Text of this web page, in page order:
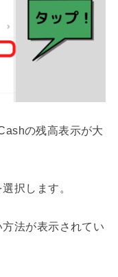
の残高表示が大
択します。
法が表示されてい